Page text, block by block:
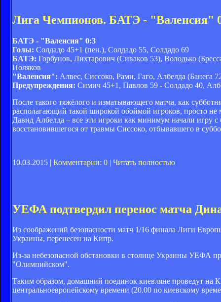
Лига Чемпионов. БАТЭ - "Валенсия"
БАТЭ - "Валенсия" 0:3
Голы: Солдадо 45+1 (пен.), Солдадо 55, Солдадо 69
БАТЭ: Горбунов, Лихтарович (Сиваков 53), Володько
Поляков
"Валенсия": Алвес, Сиссоко, Рами, Гаго, Албелда (Банега
Предупреждения: Симич 45+1, Павлов 59 - Солдадо 40,
После такого тяжёлого и изматывающего матча, как
располагающий такой широкой обоймой игроков, просто
Давид Албелда – все эти игроки как минимум начали игру
восстановившегося от травмы Сиссоко, отбывавшего в
10.03.2015 | Комментарии: 0 | Читать полностью
УЕФА подтвердил перенос матча
Из соображений безопасности матч 1/16 финала Лиги
Украины, перенесен на Кипр.
Из-за небезопасной обстановки в столице Украины УЕФА
"Олимпийском".
Таким образом, домашний поединок киевляне проведут на
центральноевропейскому времени (20.00 по киевскому